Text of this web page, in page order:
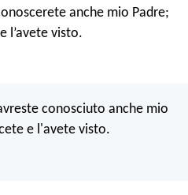
anche mio Padre;
l’avete visto.
conosciuto anche mio
e l'avete visto.